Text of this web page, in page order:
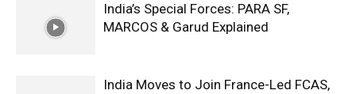
India’s Special Forces: PARA SF,
MARCOS & Garud Explained
India Moves to Join France-Led FCAS,